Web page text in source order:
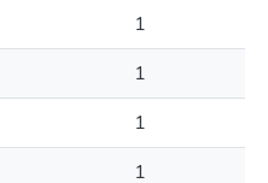
1
1
1
1